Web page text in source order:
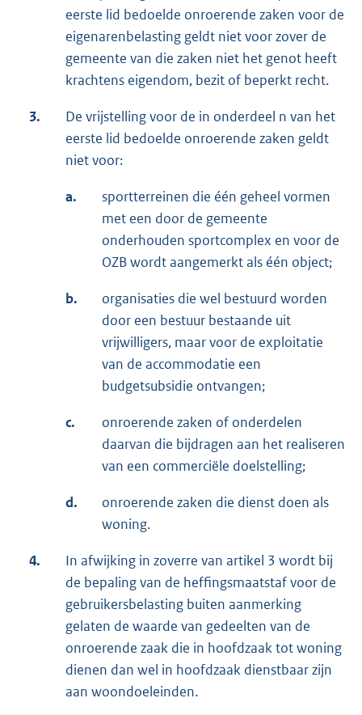
eerste lid bedoelde onroerende zaken voor de
eigenarenbelasting geldt niet voor zover de
gemeente van die zaken niet het genot heeft
krachtens eigendom, bezit of beperkt recht.
3.
De vrijstelling voor de in onderdeel n van het
eerste lid bedoelde onroerende zaken geldt
niet voor:
a.
sportterreinen die één geheel vormen
met een door de gemeente
onderhouden sportcomplex en voor de
OZB wordt aangemerkt als één object;
b.
organisaties die wel bestuurd worden
door een bestuur bestaande uit
vrijwilligers, maar voor de exploitatie
van de accommodatie een
budgetsubsidie ontvangen;
c.
onroerende zaken of onderdelen
daarvan die bijdragen aan het realiseren
van een commerciële doelstelling;
d.
onroerende zaken die dienst doen als
woning.
4.
In afwijking in zoverre van artikel 3 wordt bij
de bepaling van de heffingsmaatstaf voor de
gebruikersbelasting buiten aanmerking
gelaten de waarde van gedeelten van de
onroerende zaak die in hoofdzaak tot woning
dienen dan wel in hoofdzaak dienstbaar zijn
aan woondoeleinden.